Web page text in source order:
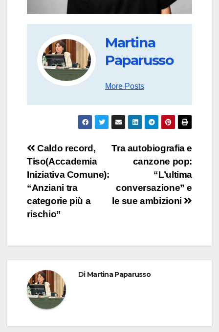
Martina
Paparusso
More Posts
Navigazione
articoli
Tra autobiografia e
canzone pop:
“L’ultima
conversazione” e
le sue ambizioni
Caldo record,
Tiso(Accademia
Iniziativa Comune):
“Anziani tra
categorie più a
rischio”
Di Martina Paparusso